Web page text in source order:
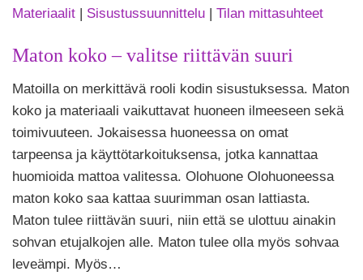
Materiaalit | Sisustussuunnittelu | Tilan mittasuhteet
Maton koko – valitse riittävän suuri
TekijäPuoliksi
Tehty
Matoilla on merkittävä rooli kodin sisustuksessa. Maton
koko ja materiaali vaikuttavat huoneen ilmeeseen sekä
toimivuuteen. Jokaisessa huoneessa on omat
tarpeensa ja käyttötarkoituksensa, jotka kannattaa
huomioida mattoa valitessa. Olohuone Olohuoneessa
maton koko saa kattaa suurimman osan lattiasta.
Maton tulee riittävän suuri, niin että se ulottuu ainakin
sohvan etujalkojen alle. Maton tulee olla myös sohvaa
leveämpi. Myös…